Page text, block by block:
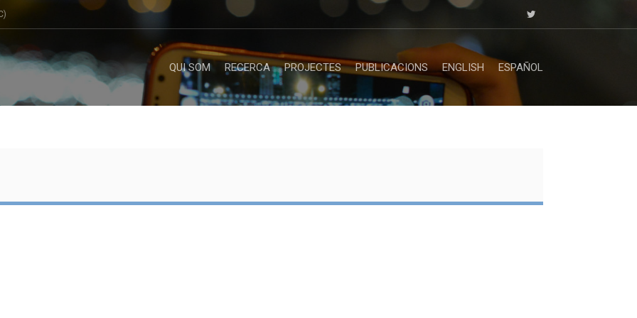
QUI SOM RECERCA PROJECTES PUBLICACIONS ENGLISH ESPAÑOL